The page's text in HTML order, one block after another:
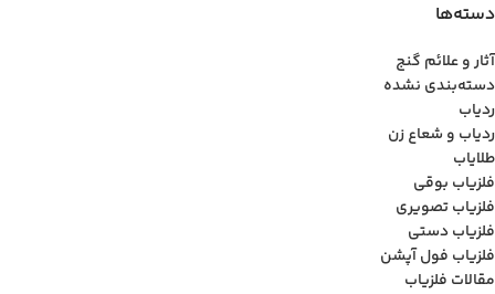
دسته‌ها
آثار و علائم گنج
دسته‌بندی نشده
ردیاب
ردیاب و شعاع زن
طلایاب
فلزیاب بوقی
فلزیاب تصویری
فلزیاب دستی
فلزیاب فول آپشن
مقالات فلزیاب